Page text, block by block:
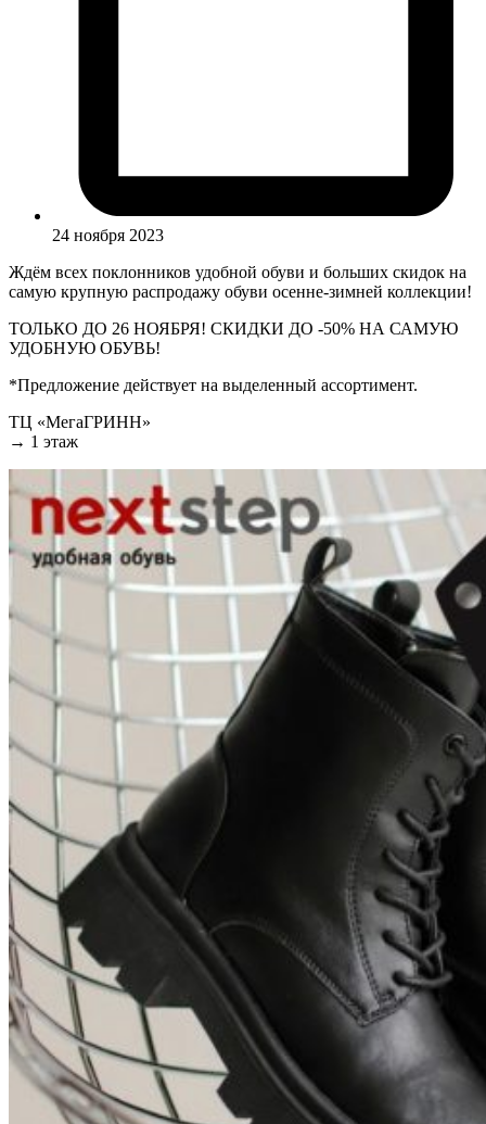
24 ноября 2023
Ждём всех поклонников удобной обуви и больших скидок на
самую крупную распродажу обуви осенне-зимней коллекции!
ТОЛЬКО ДО 26 НОЯБРЯ! CКИДКИ ДО -50% НА САМУЮ
УДОБНУЮ ОБУВЬ!
*Предложение действует на выделенный ассортимент.
ТЦ «МегаГРИНН»
→ 1 этаж